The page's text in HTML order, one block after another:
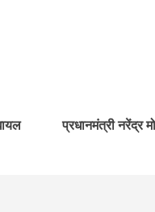
प्रधानमंत्री नरेंद्र